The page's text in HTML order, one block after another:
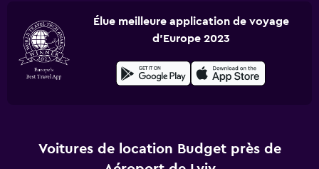
Élue meilleure application de voyage
d'Europe 2023
Voitures de location Budget près de